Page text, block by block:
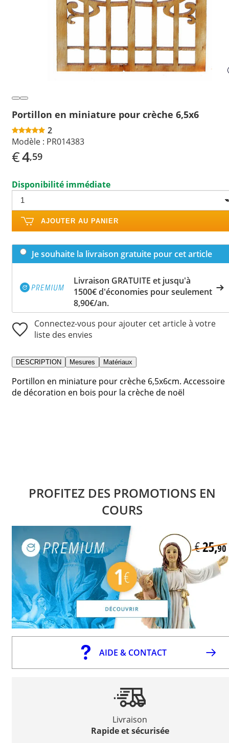
Portillon en miniature pour crèche 6,5x6
2
Modèle : PR014383
€4,59
Disponibilité immédiate
AJOUTER AU PANIER
Je souhaite la livraison gratuite pour cet article
Livraison GRATUITE et jusqu'à
1500€ d'économies pour seulement
8,90€/an.
Connectez-vous pour ajouter cet article à votre
liste des envies
DESCRIPTION Mesures Matériaux
Portillon en miniature pour crèche 6,5x6cm. Accessoire
de décoration en bois pour la crèche de noël
PROFITEZ DES PROMOTIONS EN
COURS
AIDE & CONTACT
Livraison
Rapide et sécurisée